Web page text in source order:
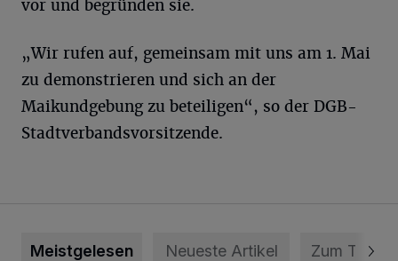
vor und begründen sie.
„Wir rufen auf, gemeinsam mit uns am 1. Mai
zu demonstrieren und sich an der
Maikundgebung zu beteiligen“, so der DGB-
Stadtverbandsvorsitzende.
Meistgelesen Neueste Artikel Zum Thema